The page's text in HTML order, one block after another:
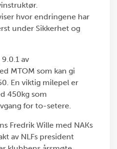
hvor endringene har
under Sikkerhet og
av
MTOM som kan gi
En viktig milepel er
450kg som
for to-setere.
Fredrik Wille med NAKs
av NLFs president